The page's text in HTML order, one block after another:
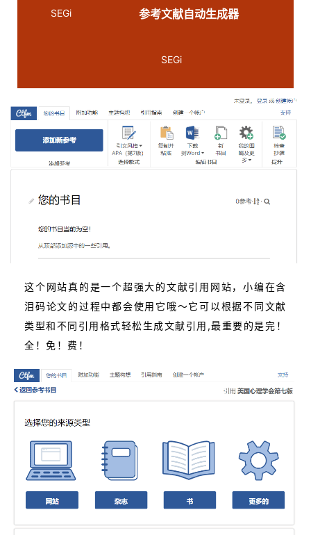
SEGi 参考文献自动生成器
SEGi
这个网站真的是一个超强大的文献引用网站，小编在含
泪码论文的过程中都会使用它哦～它可以根据不同文献
类型和不同引用格式轻松生成文献引用,最重要的是完！
全！免！费！